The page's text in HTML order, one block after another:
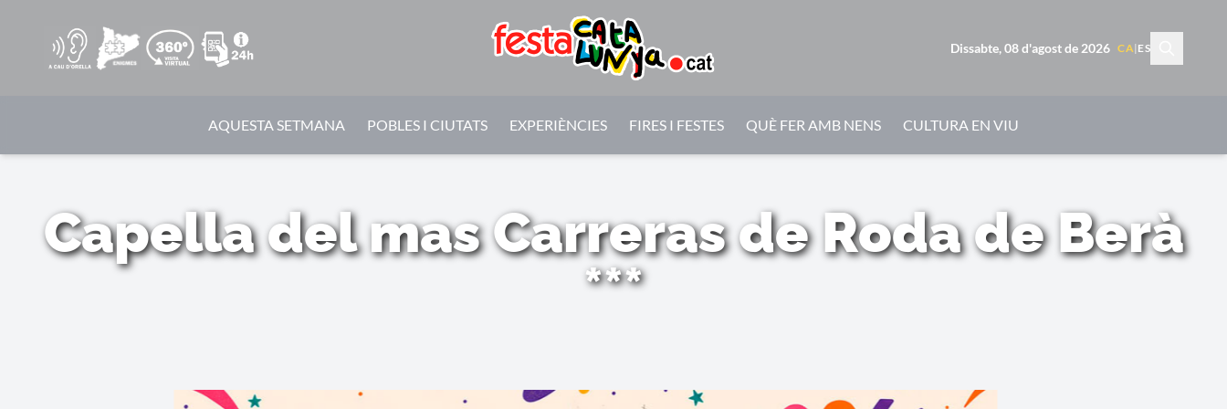
Dissabte, 08 d'agost de 2026 CA| ES
AQUESTA SETMANA POBLES I CIUTATS EXPERIÈNCIES FIRES I FESTES QUÈ FER AMB NENS CULTURA EN VIU
Capella del mas Carreras de Roda de Berà
***